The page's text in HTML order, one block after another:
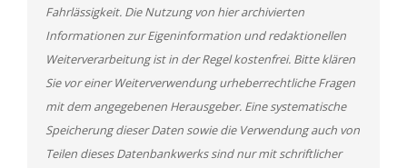
Fahrlässigkeit. Die Nutzung von hier archivierten
Informationen zur Eigeninformation und redaktionellen
Weiterverarbeitung ist in der Regel kostenfrei. Bitte klären
Sie vor einer Weiterverwendung urheberrechtliche Fragen
mit dem angegebenen Herausgeber. Eine systematische
Speicherung dieser Daten sowie die Verwendung auch von
Teilen dieses Datenbankwerks sind nur mit schriftlicher